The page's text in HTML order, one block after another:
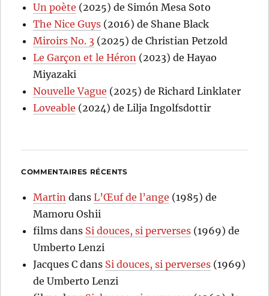
Un poète (2025) de Simón Mesa Soto
The Nice Guys (2016) de Shane Black
Miroirs No. 3 (2025) de Christian Petzold
Le Garçon et le Héron (2023) de Hayao
Miyazaki
Nouvelle Vague (2025) de Richard Linklater
Loveable (2024) de Lilja Ingolfsdottir
COMMENTAIRES RÉCENTS
Martin dansL’Œuf de l’ange (1985) de
Mamoru Oshii
films dans Si douces, si perverses (1969) de
Umberto Lenzi
Jacques C dans Si douces, si perverses (1969)
de Umberto Lenzi